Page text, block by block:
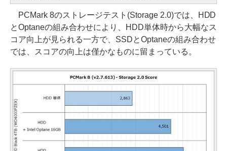
PCMark 8のストレージテスト(Storage 2.0)では、HDD
とOptaneの組み合わせにより、HDD単体時から大幅なス
コア向上が見られる一方で、SSDとOptaneの組み合わせ
では、スコアの向上は僅かなものに留まっている。